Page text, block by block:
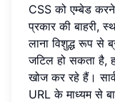
CSS को एम्बेड
प्रकार की बाहरी,
लाना विशुद्ध रूप से
जटिल हो सकता है,
खोज कर रहे हैं।
URL के माध्यम से